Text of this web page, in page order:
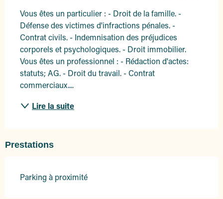
Vous êtes un particulier : - Droit de la famille. -
Défense des victimes d'infractions pénales. -
Contrat civils. - Indemnisation des préjudices
corporels et psychologiques. - Droit immobilier.
Vous êtes un professionnel : - Rédaction d'actes:
statuts; AG. - Droit du travail. - Contrat
commerciaux....
Lire la suite
Prestations
Parking à proximité